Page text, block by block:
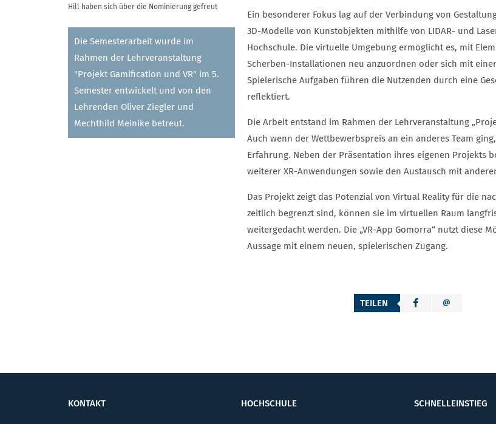
Hill haben sich über die Nominierung gefreut
Die Semesterarbeit wurde im
Rahmen der Lehrveranstaltung
"Projekt Gamification und VR" im 5.
Semester entwickelt und von den
Lehrenden Oliver Ziegler und
Mechthild Meinike betreut.
Ein besonderer Fokus lag auf der Verbindung von
3D-Modelle von Kunstobjekten mithilfe von LIDAR- und
Hochschule. Die virtuelle Umgebung ermöglicht es, mit
Scherben-Installationen neu anzuordnen oder sich mit
Spielerische Aufgaben führen die Nutzenden durch eine
reflektiert.
Die Arbeit entstand im Rahmen der Lehrveranstaltung
Auch wenn der Wettbewerbspreis an ein anderes Team
Erfahrung. Neben der Präsentation ihres eigenen Projekts
weiterer XR-Anwendungen sowie den Austausch mit
Das Projekt zeigt das Potenzial von Virtual Reality für die
zeitlich begrenzt sind, können sie im virtuellen Raum
weitergedacht werden. Die „VR-App Gomorra“ nutzt diese
Aussage mit einem neuen, spielerischen Zugang.
TEILEN
KONTAKT HOCHSCHULE SCHNELLEINSTIEG